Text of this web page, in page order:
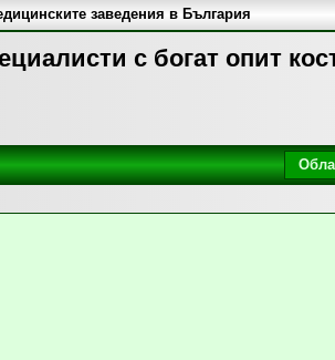
с богат опит
заведения в България